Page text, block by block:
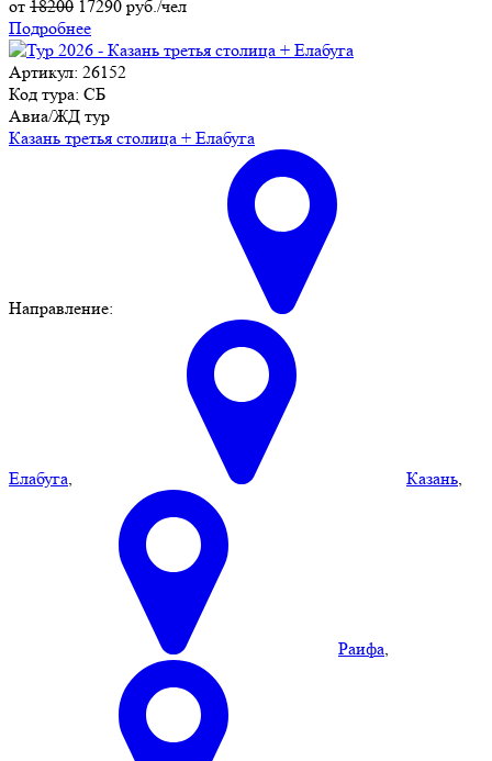
от 18200 17290 руб./чел
Подробнее
Артикул: 26152
Код тура: СБ
Авиа/ЖД тур
Казань третья столица + Елабуга
Направление:
Елабуга Казань
Раифа